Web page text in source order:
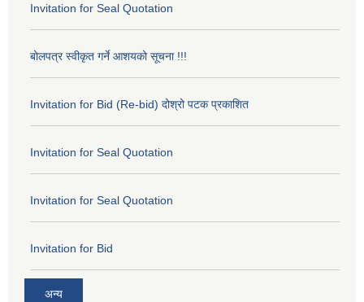
Invitation for Seal Quotation
बोलपत्र स्वीकृत गर्ने आशयको सूचना !!!
Invitation for Bid (Re-bid) दोश्रो पटक प्रकाशित
Invitation for Seal Quotation
Invitation for Seal Quotation
Invitation for Bid
अन्य